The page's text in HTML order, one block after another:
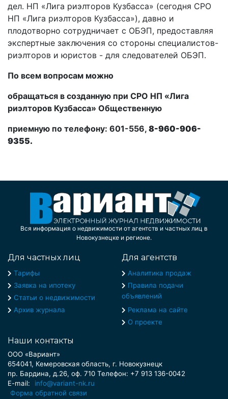
дел. НП «Лига риэлторов Кузбасса» (сегодня СРО
НП «Лига риэлторов Кузбасса»), давно и
плодотворно сотрудничает с ОБЭП, предоставляя
экспертные заключения со стороны специалистов-
риэлторов и юристов - для следователей ОБЭП.
По всем вопросам можно
обращаться в созданную при СРО НП «Лига
риэлторов Кузбасса» Общественную
приемную по телефону: 601-556, 8-960-906-
9355.
Вся информация о недвижимости от агентств и частных лиц в
Новокузнецке и регионе.
Для частных лиц
Тарифы
Заявка на ипотеку
Статьи о недвижимости
Архив журнала
Для агентств
Аналитика продаж
Правила подачи
объявлений
Реклама на сайте
О проекте
Наши контакты
ООО «Вариант»
654041, Кемеровская область, г. Новокузнецк
пр. Бардина, д.26, оф. 710 Телефон: +7 913 136-0042
E-mail:
info@variant-nk.ru
Форма обратной связи